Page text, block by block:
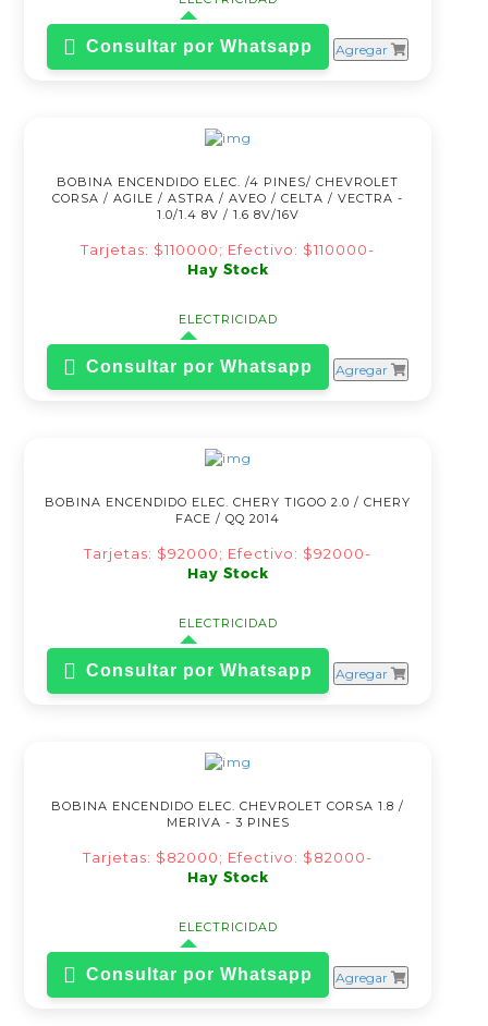
Consultar por Whatsapp Agregar
BOBINA ENCENDIDO ELEC. /4 PINES/ CHEVROLET
CORSA / AGILE / ASTRA / AVEO / CELTA / VECTRA -
1.0/1.4 8V / 1.6 8V/16V
Tarjetas: $110000; Efectivo: $110000-
Hay Stock
ELECTRICIDAD
Consultar por Whatsapp Agregar
BOBINA ENCENDIDO ELEC. CHERY TIGOO 2.0 / CHERY
FACE / QQ 2014
Tarjetas: $92000; Efectivo: $92000-
Hay Stock
ELECTRICIDAD
Consultar por Whatsapp Agregar
BOBINA ENCENDIDO ELEC. CHEVROLET CORSA 1.8 /
MERIVA - 3 PINES
Tarjetas: $82000; Efectivo: $82000-
Hay Stock
ELECTRICIDAD
Consultar por Whatsapp Agregar